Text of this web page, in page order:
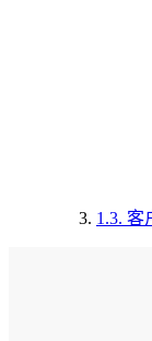
1.3. 客